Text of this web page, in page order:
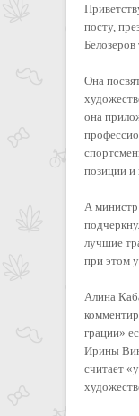
посту,
Белозеров
Она
она
позиции и
А
лучшие
при этом
Алина
грации»
Ирины
считает